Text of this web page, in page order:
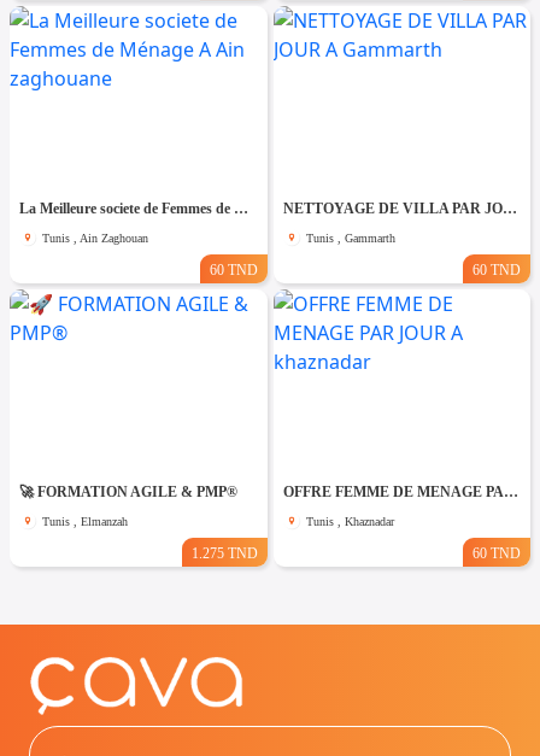
La Meilleure societe de Femmes de Ménage A Ain zaghouane
Tunis , Ain Zaghouan
60 TND
NETTOYAGE DE VILLA PAR JOUR A Gammarth
Tunis , Gammarth
60 TND
🚀 FORMATION AGILE & PMP®
Tunis , Elmanzah
1.275 TND
OFFRE FEMME DE MENAGE PAR JOUR A khaznadar
Tunis , Khaznadar
60 TND